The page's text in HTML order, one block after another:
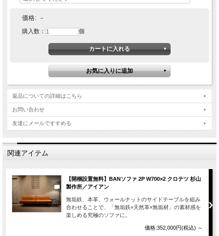
価格: －
購入数： 個
返品についての詳細はこちら
お問い合わせ
友達にメールですすめる
関連アイテム
【開梱設置無料】BANソファ 2P W700×2 クロテツ 杉山
製作所／アイアン
無垢鉄、本革、ウォールナットのサイドテーブルを組み
合わせることで、「無垢鉄×天然革×無垢材」の素材感を
楽しめる究極のソファに。
価格:352,000円(税込) ～